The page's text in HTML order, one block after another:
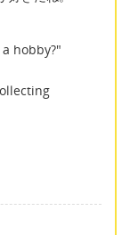
hobby?"